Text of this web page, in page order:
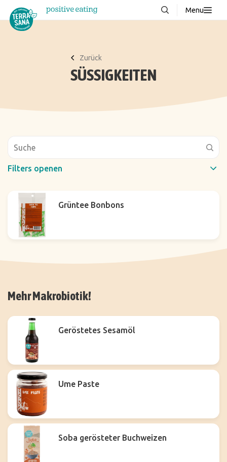
Menu
Über uns
Downloads
Zurück
SÜSSIGKEITEN
Filters openen
Grüntee Bonbons
Mehr Makrobiotik!
Geröstetes Sesamöl
Ume Paste
Soba gerösteter Buchweizen